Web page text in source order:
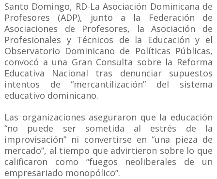
Santo Domingo, RD-La Asociación Dominicana de
Profesores (ADP), junto a la Federación de
Asociaciones de Profesores, la Asociación de
Profesionales y Técnicos de la Educación y el
Observatorio Dominicano de Políticas Públicas,
convocó a una Gran Consulta sobre la Reforma
Educativa Nacional tras denunciar supuestos
intentos de “mercantilización” del sistema
educativo dominicano.
Las organizaciones aseguraron que la educación
“no puede ser sometida al estrés de la
improvisación” ni convertirse en “una pieza de
mercado”, al tiempo que advirtieron sobre lo que
calificaron como “fuegos neoliberales de un
empresariado monopólico”.